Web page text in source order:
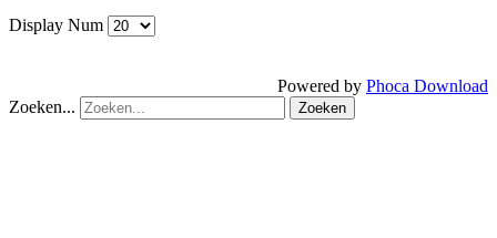
Display Num
Powered by Phoca Download
Zoeken...
Zoeken